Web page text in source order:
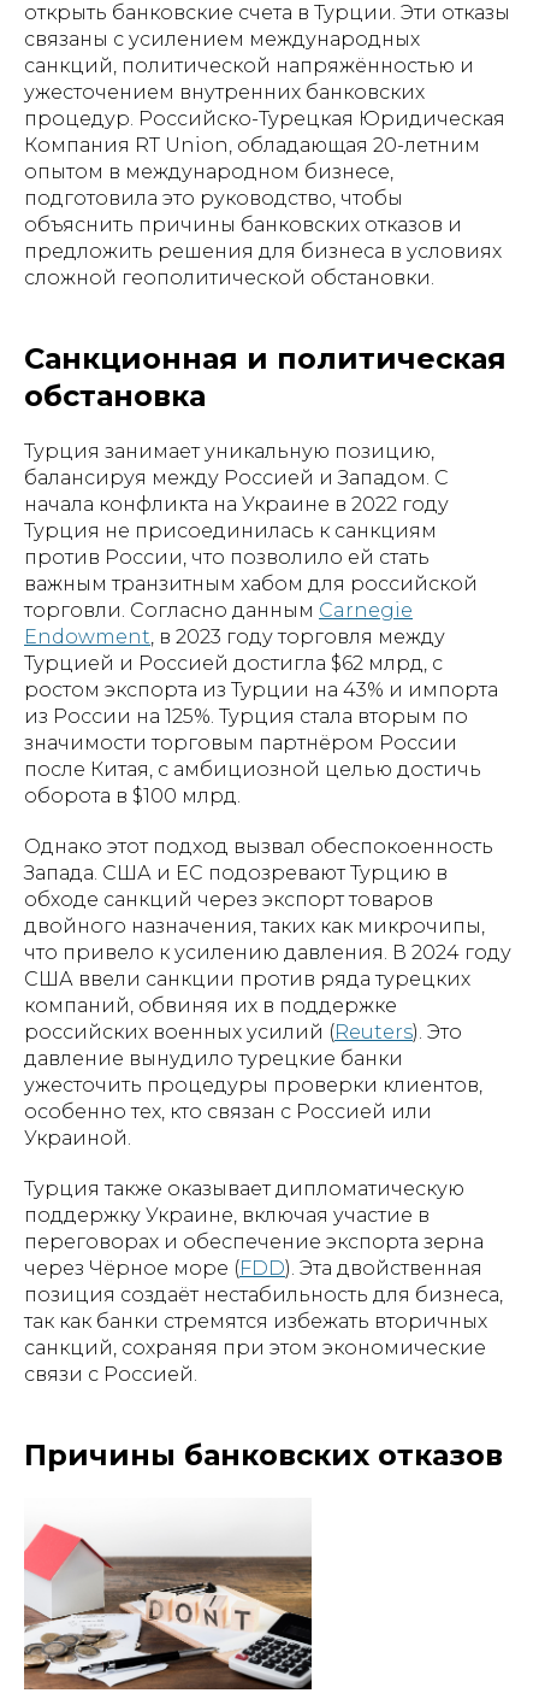
открыть банковские счета в Турции. Эти отказы
связаны с усилением международных
санкций, политической напряжённостью и
ужесточением внутренних банковских
процедур. Российско-Турецкая Юридическая
Компания RT Union, обладающая 20-летним
опытом в международном бизнесе,
подготовила это руководство, чтобы
объяснить причины банковских отказов и
предложить решения для бизнеса в условиях
сложной геополитической обстановки.
Санкционная и политическая
обстановка
Турция занимает уникальную позицию,
балансируя между Россией и Западом. С
начала конфликта на Украине в 2022 году
Турция не присоединилась к санкциям
против России, что позволило ей стать
важным транзитным хабом для российской
торговли. Согласно данным Carnegie
Endowment, в 2023 году торговля между
Турцией и Россией достигла $62 млрд, с
ростом экспорта из Турции на 43% и импорта
из России на 125%. Турция стала вторым по
значимости торговым партнёром России
после Китая, с амбициозной целью достичь
оборота в $100 млрд.
Однако этот подход вызвал обеспокоенность
Запада. США и ЕС подозревают Турцию в
обходе санкций через экспорт товаров
двойного назначения, таких как микрочипы,
что привело к усилению давления. В 2024 году
США ввели санкции против ряда турецких
компаний, обвиняя их в поддержке
российских военных усилий (Reuters). Это
давление вынудило турецкие банки
ужесточить процедуры проверки клиентов,
особенно тех, кто связан с Россией или
Украиной.
Турция также оказывает дипломатическую
поддержку Украине, включая участие в
переговорах и обеспечение экспорта зерна
через Чёрное море (FDD). Эта двойственная
позиция создаёт нестабильность для бизнеса,
так как банки стремятся избежать вторичных
санкций, сохраняя при этом экономические
связи с Россией.
Причины банковских отказов